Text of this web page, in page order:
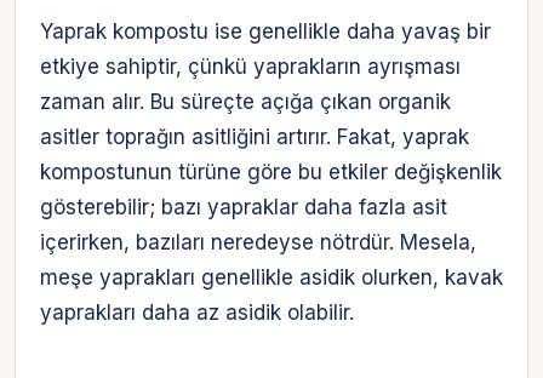
Hesabına giriş yap
Rolüne uygun panelden devam et.
Bireysel müşteri hesabı
Yaprak kompostu ise genellikle daha yavaş bir
etkiye sahiptir, çünkü yaprakların ayrışması
zaman alır. Bu süreçte açığa çıkan organik
asitler toprağın asitliğini artırır. Fakat, yaprak
kompostunun türüne göre bu etkiler değişkenlik
gösterebilir; bazı yapraklar daha fazla asit
içerirken, bazıları neredeyse nötrdür. Mesela,
meşe yaprakları genellikle asidik olurken, kavak
yaprakları daha az asidik olabilir.